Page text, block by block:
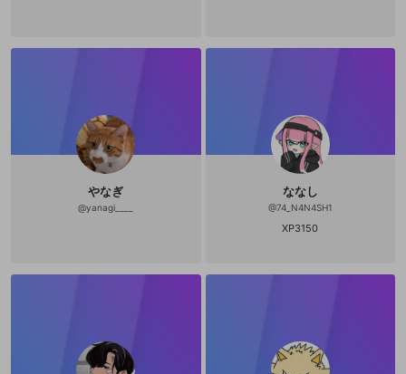
やなぎ
@yanagi____
ななし
@74_N4N4SH1
XP3150